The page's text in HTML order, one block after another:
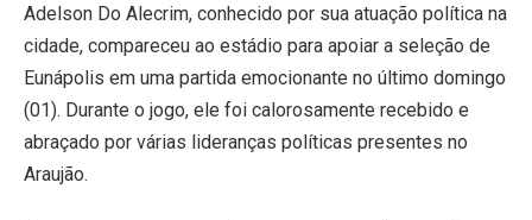
Adelson Do Alecrim, conhecido por sua atuação política na
cidade, compareceu ao estádio para apoiar a seleção de
Eunápolis em uma partida emocionante no último domingo
(01). Durante o jogo, ele foi calorosamente recebido e
abraçado por várias lideranças políticas presentes no
Araujão.